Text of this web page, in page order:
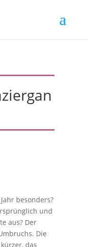
besonders?
und
aus? Der
Die
das